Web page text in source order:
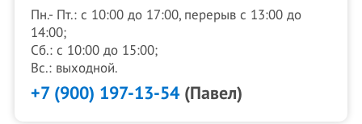
Пн.- Пт.: с 10:00 до 17:00, перерыв с 13:00 до
14:00;
Сб.: с 10:00 до 15:00;
Вс.: выходной.
+7 (900) 197-13-54(Павел)